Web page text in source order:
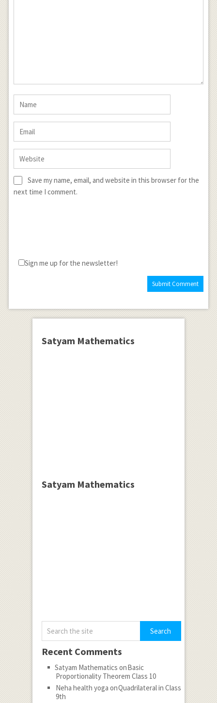
Save my name, email, and website in this browser for the
next time I comment.
Sign me up for the newsletter!
Satyam Mathematics
Satyam Mathematics
Recent Comments
Satyam Mathematics onBasic
Proportionality Theorem Class 10
Neha health yoga onQuadrilateral in Class
9th